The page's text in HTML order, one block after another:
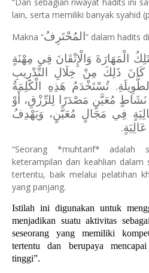
lain, serta memiliki banyak syahid
Makna “المُحْتَرِفُ” dalam hadits
وَالْإِتْقَانَ فِي مِهْنَةٍ
ذَلِكَ مِنْ خِلَالِ التَّدْرِيبِ
تُسْتَخْدَمُ هَذِهِ الْكَلِمَةُ
مُعَيَّنٍ مَصْدَرًا لِلرِّزْقِ، أَوْ
فِي مَجَالٍ مُعَيَّنٍ، وَيَهْدِفُ
“Seorang *muhtarif* adalah
keterampilan dan keahlian
tertentu, baik melalui pelatihan
yang panjang.
Istilah ini digunakan untuk
menjadikan suatu aktivitas
seseorang yang memiliki
tertentu dan berupaya
tinggi”.